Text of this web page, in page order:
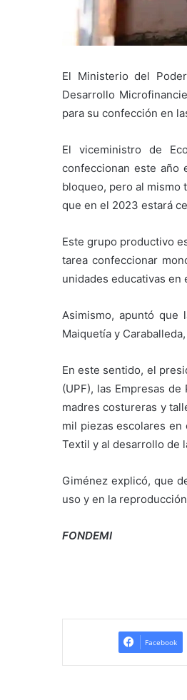
El Ministerio del
Desarrollo
para su confección en
El viceministro de
confeccionan este año
bloqueo, pero al mismo
que en el 2023 estará
Este grupo productivo
tarea confeccionar
unidades educativas en
Asimismo, apuntó que
Maiquetía y
En este sentido, el
(UPF), las Empresas
madres costureras y
mil piezas escolares
Textil y al desarrollo de
Giménez explicó, que
uso y en la
FONDEMI
Facebook